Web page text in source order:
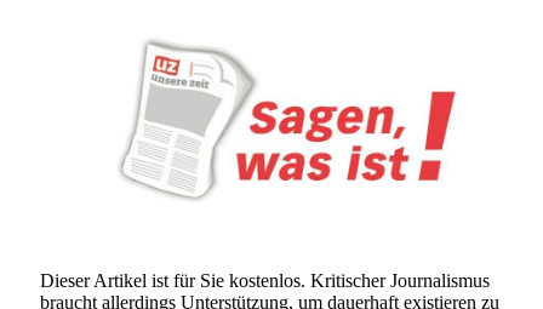
Dieser Artikel ist für Sie kostenlos. Kritischer Journalismus
braucht allerdings Unterstützung, um dauerhaft existieren zu